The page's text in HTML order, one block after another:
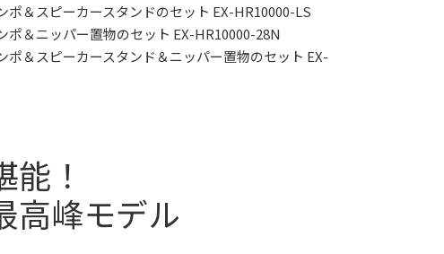
ポ＆スピーカースタンドのセット EX-HR10000-LS
ポ＆ニッパー置物のセット EX-HR10000-28N
ポ＆スピーカースタンド＆ニッパー置物のセット EX-
！
高峰モデル